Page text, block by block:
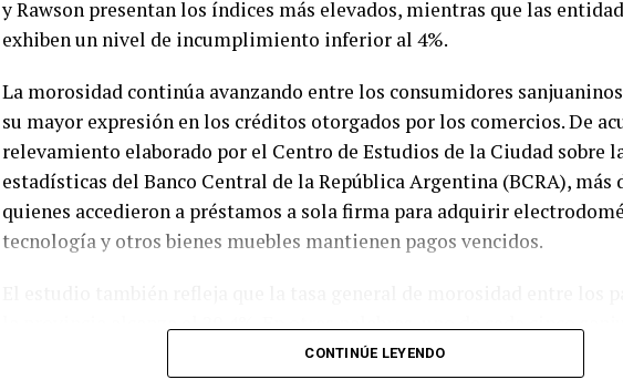
y Rawson presentan los índices más elevados, mientras que las
exhiben un nivel de incumplimiento inferior al 4%.
La morosidad continúa avanzando entre los consumidores
su mayor expresión en los créditos otorgados por los comercios. De
relevamiento elaborado por el Centro de Estudios de la Ciudad sobre
estadísticas del Banco Central de la República Argentina (BCRA), más
quienes accedieron a préstamos a sola firma para adquirir
tecnología y otros bienes muebles mantienen pagos vencidos.
la provincia alcanza el 20,4%. En otras palabras, uno de cada cinco
tomó algún tipo de crédito presenta atrasos en el cumplimiento de
financieras, un indicador que acompaña el deterioro del poder
CONTINÚE LEYENDO